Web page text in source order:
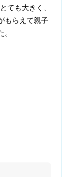
ても大きく、
もらえて親子